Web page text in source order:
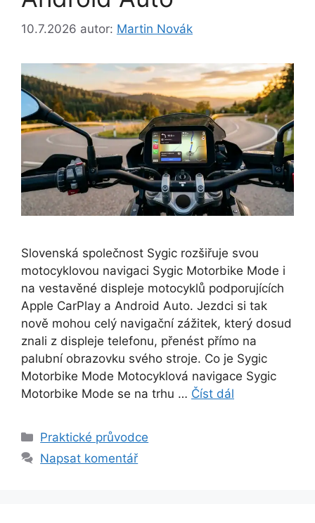
10.7.2026 autor: Martin Novák
Slovenská společnost Sygic rozšiřuje svou
motocyklovou navigaci Sygic Motorbike Mode i
na vestavěné displeje motocyklů podporujících
Apple CarPlay a Android Auto. Jezdci si tak
nově mohou celý navigační zážitek, který dosud
znali z displeje telefonu, přenést přímo na
palubní obrazovku svého stroje. Co je Sygic
Motorbike Mode Motocyklová navigace Sygic
Motorbike Mode se na trhu … Číst dál
Rubriky
Praktické průvodce
Napsat komentář